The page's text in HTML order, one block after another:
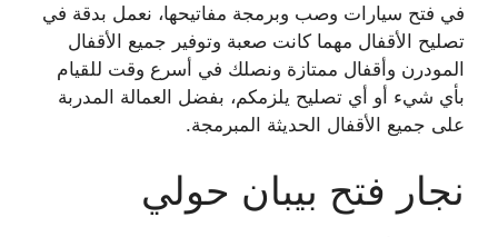
في فتح سيارات وصب وبرمجة مفاتيحها، نعمل بدقة في
تصليح الأقفال مهما كانت صعبة وتوفير جميع الأقفال
المودرن وأقفال ممتازة ونصلك في أسرع وقت للقيام
بأي شيء أو أي تصليح يلزمكم، بفضل العمالة المدربة
على جميع الأقفال الحديثة المبرمجة.
نجار فتح بيبان حولي